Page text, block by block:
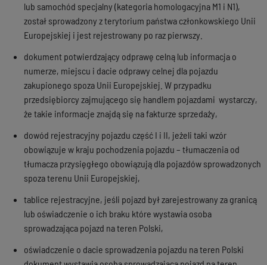
lub samochód specjalny (kategoria homologacyjna M1 i N1),
został sprowadzony z terytorium państwa członkowskiego Unii
Europejskiej i jest rejestrowany po raz pierwszy.
dokument potwierdzający odprawę celną lub informacja o
numerze, miejscu i dacie odprawy celnej dla pojazdu
zakupionego spoza Unii Europejskiej. W przypadku
przedsiębiorcy zajmującego się handlem pojazdami wystarczy,
że takie informacje znajdą się na fakturze sprzedaży,
dowód rejestracyjny pojazdu część I i II, jeżeli taki wzór
obowiązuje w kraju pochodzenia pojazdu – tłumaczenia od
tłumacza przysięgłego obowiązują dla pojazdów sprowadzonych
spoza terenu Unii Europejskiej,
tablice rejestracyjne, jeśli pojazd był zarejestrowany za granicą
lub oświadczenie o ich braku które wystawia osoba
sprowadzająca pojazd na teren Polski,
oświadczenie o dacie sprowadzenia pojazdu na teren Polski